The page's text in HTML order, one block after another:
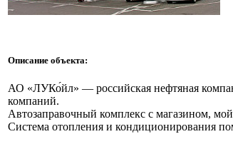
Описание объекта:
АО «ЛУКо́йл» — российская нефтяная
компаний.
Автозаправочный комплекс с магазином,
Система отопления и кондиционирования